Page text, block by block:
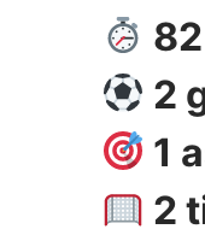
2
1
2